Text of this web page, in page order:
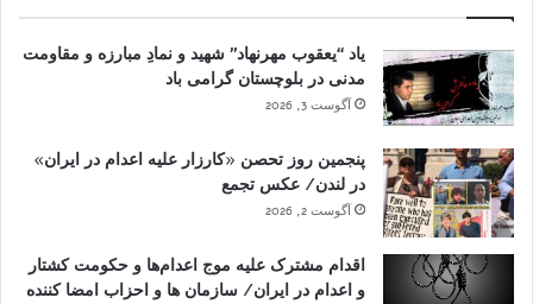
یاد “یعقوب مهرنهاد” شهید و نمادِ مبارزه و مقاومت
مدنی در بلوچستان گرامی باد
آگوست 3, 2026
پنجمین روز تحصن «کارزار علیه اعدام در ایران»
در لندن/ عکس تجمع
آگوست 2, 2026
اقدام مشترک علیه موج اعدام‌ها و حکومت کشتار
و اعدام در ایران/ سازمان ها و احزاب امضا کننده